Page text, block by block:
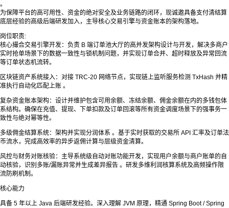
。
为保障平台的高可用性、资金的绝对安全及业务链路的闭环，现诚邀具备支付清结算
底层经验的高级后端研发加入，主导核心交易引擎与资金账本的架构落地。
岗位职责:
核心撮合交易引擎开发：负责 B 端订单池大厅的高并发架构设计与开发，解决多商户
实时抢单场景下的数据一致性与锁机制问题，并实现订单合并、超时释放及异常回流
等订单状态机流转。
区块链资产系统接入：对接 TRC-20 网络节点，实现链上监听服务检测 TxHash 并精
准执行自动化匹配上账 。
复杂资金账本架构：设计并维护包含可用余额、冻结余额、佣金余额在内的多钱包体
系结构。确保在充值、提现、下单扣款及订单回滚等所有资金调度场景下的强事务一
致性与绝对幂等性。
多级佣金结算系统：架构并实现分润体系 。基于实时获取的交易所 API 汇率及订单法
币流水，完成高效率的异步返佣计算与层级资金清算。
风控与财务对账核验：主导系统级自动对账功能开发，实现用户余额与商户账单的自
动核验，识别多账/漏账异常并生成差异报告 。研发多维利润核算系统及高频操作限
流防刷机制。
核心能力
具备 5 年以上 Java 后端研发经验。深入理解 JVM 原理，精通 Spring Boot / Spring